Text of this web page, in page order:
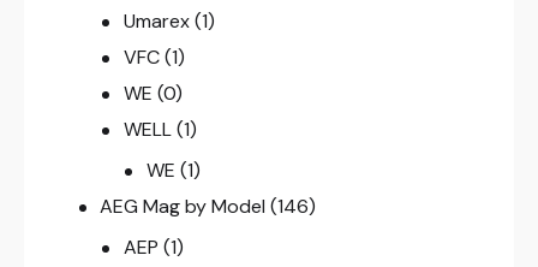
Umarex (1)
VFC (1)
WE (0)
WELL (1)
WE (1)
AEG Mag by Model (146)
AEP (1)